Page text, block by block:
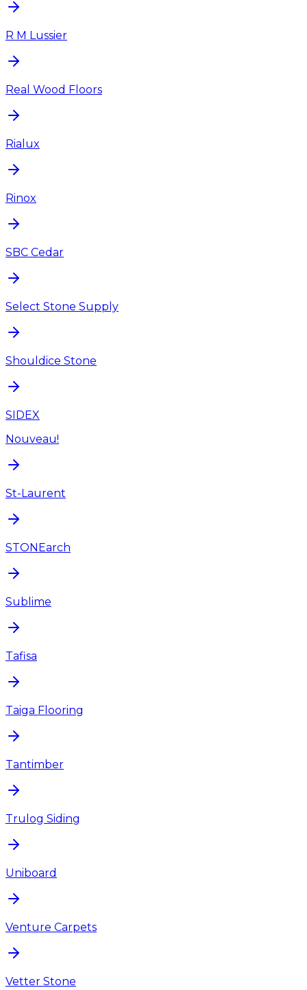
R M Lussier
Real Wood Floors
Rialux
Rinox
SBC Cedar
Select Stone Supply
Shouldice Stone
SIDEX
Nouveau!
St-Laurent
STONEarch
Sublime
Tafisa
Taiga Flooring
Tantimber
Trulog Siding
Uniboard
Venture Carpets
Vetter Stone